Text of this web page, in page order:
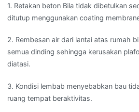
1. Retakan beton Bila tidak dibetulkan
ditutup menggunakan coating
2. Rembesan air dari lantai atas rumah
semua dinding sehingga kerusakan
diatasi.
3. Kondisi lembab menyebabkan bau
ruang tempat beraktivitas.